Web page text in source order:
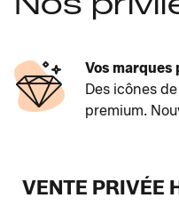
Vos marques
Des icônes
premium.
VENTE PRIVÉE